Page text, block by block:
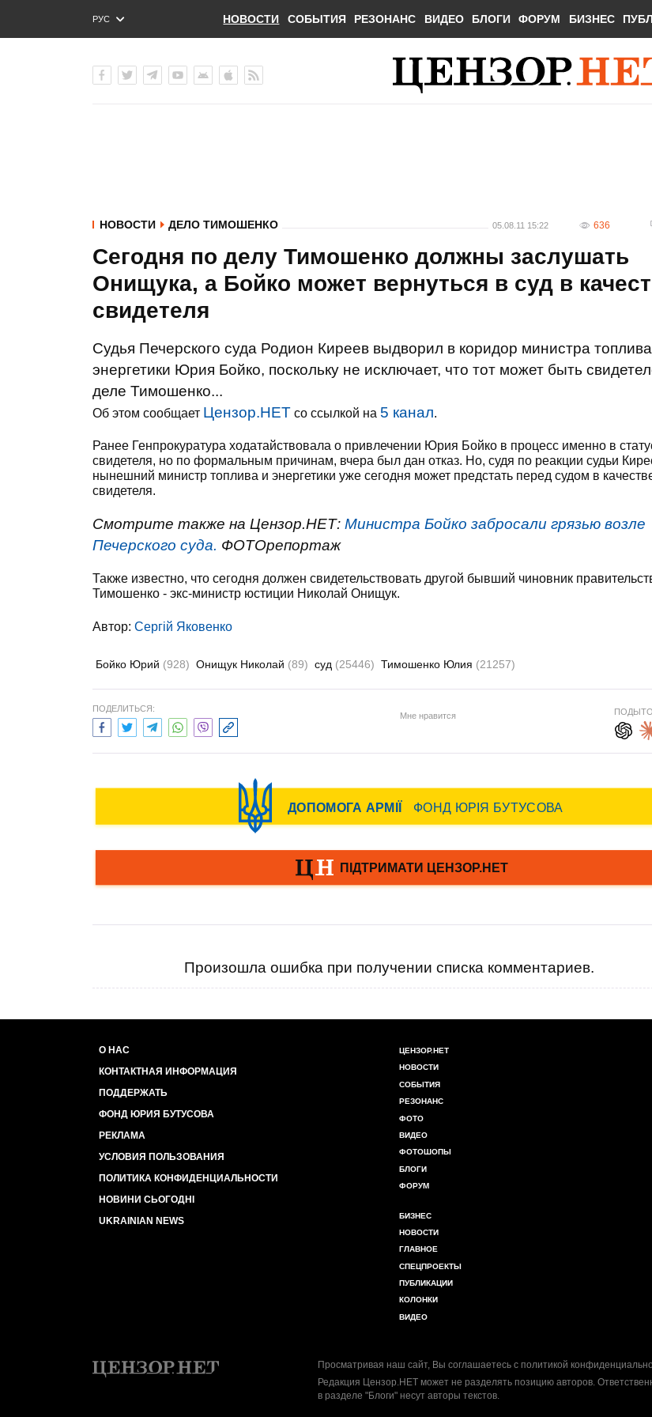
РУС
ENG
НОВОСТИ СОБЫТИЯ РЕЗОНАНС ВИДЕО БЛОГИ ФОРУМ БИЗНЕС
НОВОСТИ ДЕЛО ТИМОШЕНКО 05.08.11 15:22 636
Сегодня по делу Тимошенко должны заслушать
Онищука, а Бойко может вернуться в суд в
свидетеля
Судья Печерского суда Родион Киреев выдворил в коридор министра
энергетики Юрия Бойко, поскольку не исключает, что тот может быть
деле Тимошенко...
Об этом сообщает Цензор.НЕТ со ссылкой на 5 канал.
Ранее Генпрокуратура ходатайствовала о привлечении Юрия Бойко в процесс именно в
свидетеля, но по формальным причинам, вчера был дан отказ. Но, судя по реакции судьи
нынешний министр топлива и энергетики уже сегодня может предстать перед судом в
свидетеля.
Смотрите также на Цензор.НЕТ: Министра Бойко забросали грязью возле
Печерского суда. ФОТОрепортаж
Также известно, что сегодня должен свидетельствовать другой бывший чиновник
Тимошенко - экс-министр юстиции Николай Онищук.
Автор: Сергій Яковенко
Бойко Юрий (928) Онищук Николай (89) суд (25446) Тимошенко Юлия (21257)
ПОДЕЛИТЬСЯ:
Мне нравится
Произошла ошибка при получении списка комментариев.
О НАС
КОНТАКТНАЯ ИНФОРМАЦИЯ
ПОДДЕРЖАТЬ
ФОНД ЮРИЯ БУТУСОВА
РЕКЛАМА
УСЛОВИЯ ПОЛЬЗОВАНИЯ
ПОЛИТИКА КОНФИДЕНЦИАЛЬНОСТИ
НОВИНИ СЬОГОДНІ
UKRAINIAN NEWS
ЦЕНЗОР.НЕТ
НОВОСТИ
СОБЫТИЯ
РЕЗОНАНС
ФОТО
ВИДЕО
ФОТОШОПЫ
БЛОГИ
ФОРУМ
БИЗНЕС
НОВОСТИ
ГЛАВНОЕ
СПЕЦПРОЕКТЫ
ПУБЛИКАЦИИ
КОЛОНКИ
ВИДЕО
Просматривая наш сайт, Вы соглашаетесь с политикой
Редакция Цензор.НЕТ может не разделять позицию авторов.
в разделе "Блоги" несут авторы текстов.